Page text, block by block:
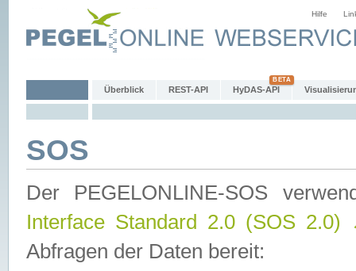
Hilfe
Überblick REST-API HyDAS-API
SOS
Der PEGELONLINE-SOS
Interface Standard 2.0 (SOS 2.0)
Abfragen der Daten bereit: